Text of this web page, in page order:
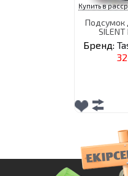
Купить в
Подсумок
SILENT
Бренд: